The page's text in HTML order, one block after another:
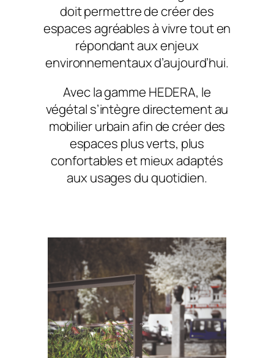
doit permettre de créer des
espaces agréables à vivre tout en
répondant aux enjeux
environnementaux d’aujourd’hui.
Avec la gamme HEDERA, le
végétal s’intègre directement au
mobilier urbain afin de créer des
espaces plus verts, plus
confortables et mieux adaptés
aux usages du quotidien.